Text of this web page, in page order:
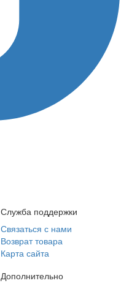
Служба поддержки
Связаться с нами
Возврат товара
Карта сайта
Дополнительно